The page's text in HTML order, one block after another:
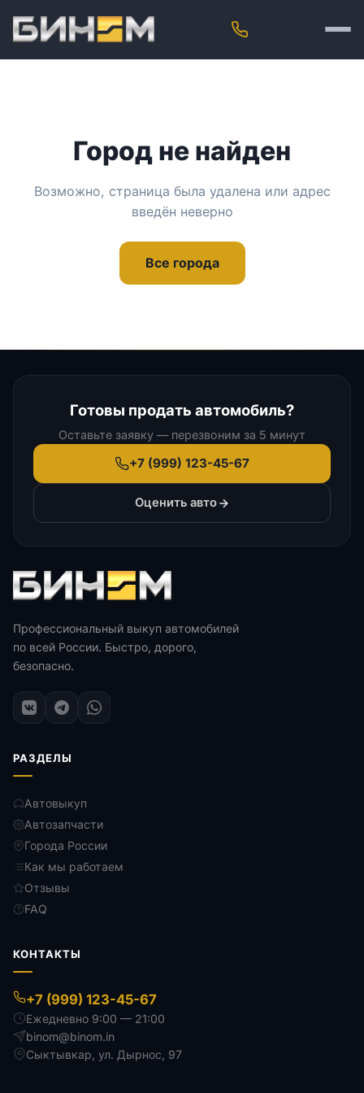
Город не найден
Возможно, страница была удалена или адрес
введён неверно
Все города
Готовы продать автомобиль?
Оставьте заявку — перезвоним за 5 минут
+7 (999) 123-45-67
Оценить авто
Профессиональный выкуп автомобилей
по всей России. Быстро, дорого,
безопасно.
РАЗДЕЛЫ
Автовыкуп
Автозапчасти
Города России
Как мы работаем
Отзывы
FAQ
КОНТАКТЫ
+7 (999) 123-45-67
Ежедневно 9:00 — 21:00
binom@binom.in
Сыктывкар, ул. Дырнос, 97